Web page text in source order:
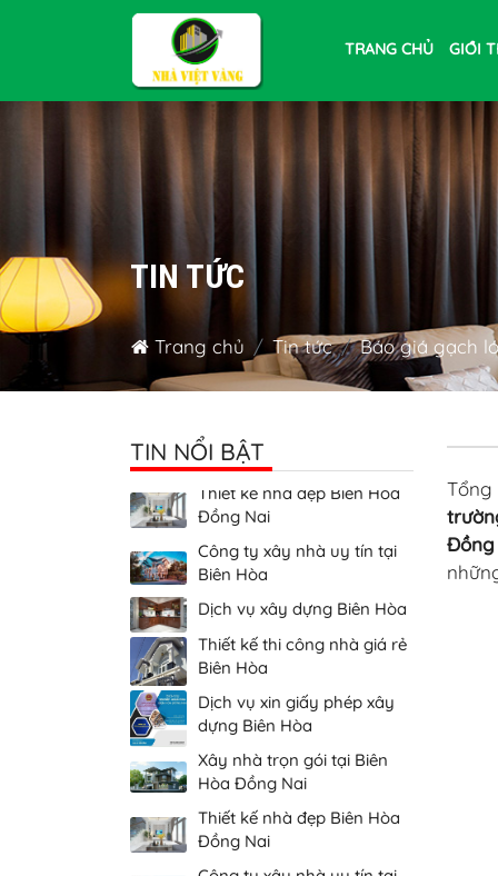
TRANG CHỦ GIỚI
TIN TỨC
Trang chủ Tin tức Báo giá gạch
Tổng
Đồng
TIN NỔI BẬT
Dịch vụ xin giấy phép xây
dựng Biên Hòa
Thiết kế nhà đẹp Biên Hòa
Công ty xây nhà uy tín tại
Biên Hòa
Dịch vụ xây dựng Biên Hòa
Thiết kế thi công nhà giá rẻ
Biên Hòa
Dịch vụ xin giấy phép xây
dựng Biên Hòa
Xây nhà trọn gói tại Biên
Hòa Đồng Nai
Thiết kế nhà đẹp Biên Hòa
Đồng Nai
Công ty xây nhà uy tín tại
Biên Hòa